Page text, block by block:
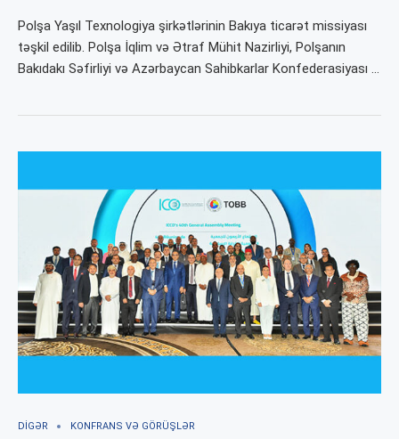
Polşa Yaşıl Texnologiya şirkətlərinin Bakıya ticarət missiyası
təşkil edilib. Polşa İqlim və Ətraf Mühit Nazirliyi, Polşanın
Bakıdakı Səfirliyi və Azərbaycan Sahibkarlar Konfederasiyası …
DIGƏR KONFRANS VƏ GÖRÜŞLƏR